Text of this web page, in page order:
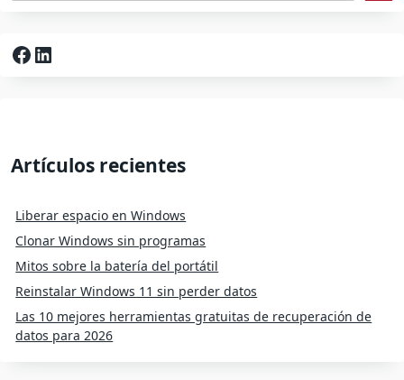
Facebook
LinkedIn
Artículos recientes
Liberar espacio en Windows
Clonar Windows sin programas
Mitos sobre la batería del portátil
Reinstalar Windows 11 sin perder datos
Las 10 mejores herramientas gratuitas de recuperación de
datos para 2026